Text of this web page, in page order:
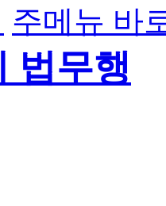
주메뉴 바